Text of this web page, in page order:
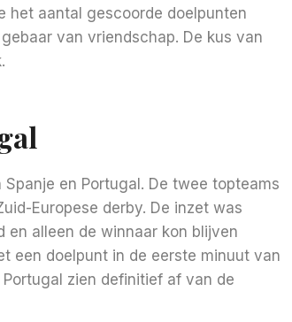
het aantal gescoorde doelpunten
van vriendschap. De kus van
en Portugal. De twee topteams
Europese derby. De inzet was
en alleen de winnaar kon blijven
een doelpunt in de eerste minuut van
zien definitief af van de